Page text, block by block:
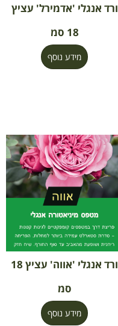
ורד אנגלי 'אדמירל' עציץ
18 סמ
מידע נוסף
ורד אנגלי 'אווה' עציץ 18
סמ
מידע נוסף